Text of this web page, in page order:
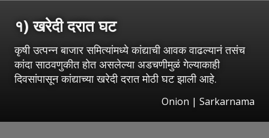
१) खरेदी दरात घट
कृषी उत्पन्न बाजार समित्यांमध्ये कांद्याची आवक वाढल्यानं तसंच
कांदा साठवणुकीत होत असलेल्या अडचणीमुळं गेल्याकाही
दिवसांपासून कांद्याच्या खरेदी दरात मोठी घट झाली आहे.
Onion | Sarkarnama